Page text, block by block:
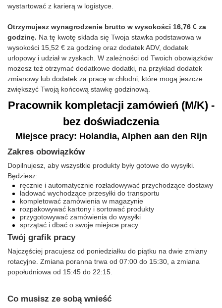
wystartować z karierą w logistyce.
Otrzymujesz wynagrodzenie brutto w wysokości 16,76 € za
godzinę. Na tę kwotę składa się Twoja stawka podstawowa w
wysokości 15,52 € za godzinę oraz dodatek ADV, dodatek
urlopowy i udział w zyskach. W zależności od Twoich obowiązków
możesz też otrzymać dodatkowe dodatki, na przykład dodatek
zmianowy lub dodatek za pracę w chłodni, które mogą jeszcze
zwiększyć Twoją końcową stawkę godzinową.
Pracownik kompletacji zamówień (M/K) -
bez doświadczenia
Miejsce pracy: Holandia, Alphen aan den Rijn
Zakres obowiązków
Dopilnujesz, aby wszystkie produkty były gotowe do wysyłki.
Będziesz:
ręcznie i automatycznie rozładowywać przychodzące dostawy
ładować wychodzące przesyłki do transportu
kompletować zamówienia w magazynie
rozpakowywać kartony i sortować produkty
przygotowywać zamówienia do wysyłki
sprzątać i dbać o swoje miejsce pracy
Twój grafik pracy
Najczęściej pracujesz od poniedziałku do piątku na dwie zmiany
rotacyjne. Zmiana poranna trwa od 07:00 do 15:30, a zmiana
popołudniowa od 15:45 do 22:15.
Co musisz ze sobą wnieść